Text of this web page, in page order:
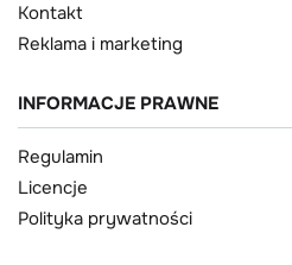
Kontakt
Reklama i marketing
INFORMACJE PRAWNE
Regulamin
Licencje
Polityka prywatności